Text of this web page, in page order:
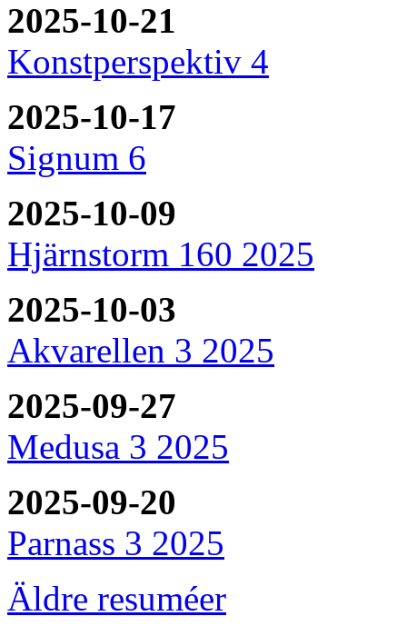
2025-10-21
Konstperspektiv 4
2025-10-17
Signum 6
2025-10-09
Hjärnstorm 160 2025
2025-10-03
Akvarellen 3 2025
2025-09-27
Medusa 3 2025
2025-09-20
Parnass 3 2025
Äldre resuméer